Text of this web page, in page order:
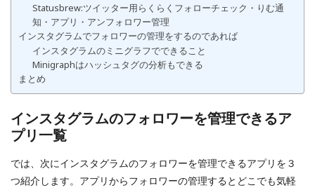
Statusbrew:ツイッター用らくらくフォローチェック・りむ通
知・アプリ・アンフォロワー管理
インスタグラムでフォロワーの管理をするのであれば
インスタグラムのミニグラフでできること
Minigraphはハッシュタグの分析もできる
まとめ
インスタグラムのフォロワーを管理できるア
プリ一覧
では、次にインスタグラムのフォロワーを管理できるアプリを３
つ紹介します。アプリからフォロワーの管理するとどこでも気軽